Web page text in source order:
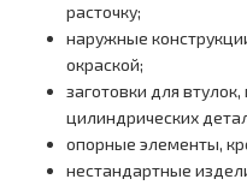
расточку;
наружные
окраской;
заготовки для
цилиндрических
опорные элементы,
нестандартные